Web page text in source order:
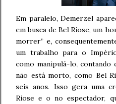
Em paralelo, Demerzel
em busca de Bel Riose, um
morrer” e,
um trabalho para o
como manipulá-lo, contando
não está morto, como Bel
seis anos. Isso gera uma
Riose e o no espectador,